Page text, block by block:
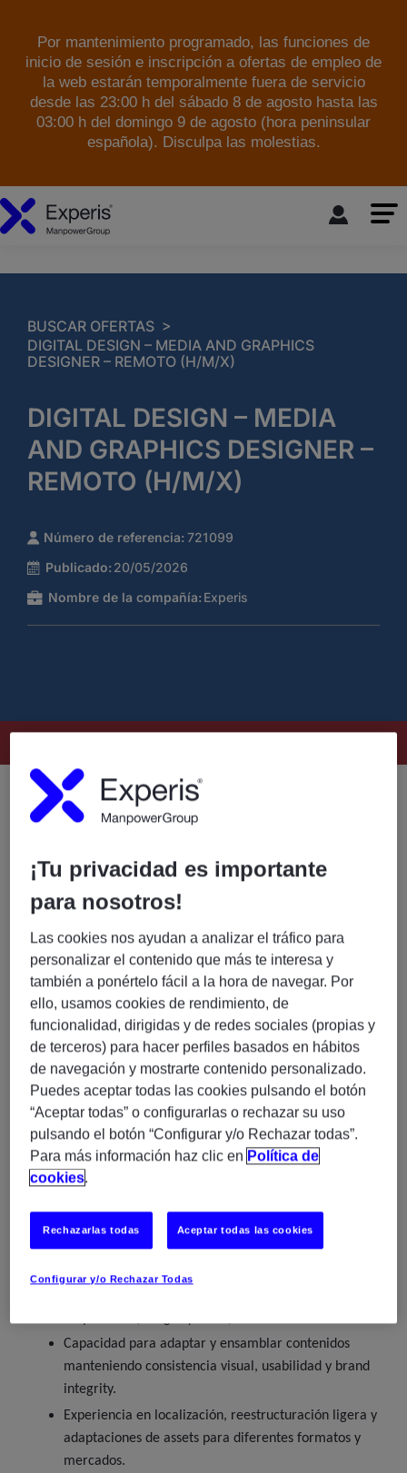
Por mantenimiento programado, las funciones de
inicio de sesión e inscripción a ofertas de empleo de
la web estarán temporalmente fuera de servicio
desde las 23:00 h del sábado 8 de agosto hasta las
03:00 h del domingo 9 de agosto (hora peninsular
española). Disculpa las molestias.
BUSCAR OFERTAS >
DIGITAL DESIGN – MEDIA AND GRAPHICS
DESIGNER – REMOTO (H/M/X)
DIGITAL DESIGN – MEDIA
AND GRAPHICS DESIGNER –
REMOTO (H/M/X)
Número de referencia: 721099
Publicado: 20/05/2026
Nombre de la compañía: Experis
¿Quiénes somos?
profesionales y gestión de proyectos IT asociados a
nuestras 3 prácticas: Business Transformation, Cloud &
Infrastructure y Enterprise Applications. En la actualidad
combinamos nuestras soluciones tecnológicas con las
habilidades más demandadas del mercado. Además,
proporcionamos formación especializada asociada a las
líneas de servicio antes mencionadas. Contamos con una
plantilla de más de 1.800 profesionales especializados en IT
en España y presencia internacional en 54 países.
¿Qué buscamos?
En Experis buscamos un/aDigital Designer / Media and
Graphics Designer (H/M/X)– 100% Remoto
Experiencia sólida comoDiseñador/a Gráfico
Capacidad para adaptar y ensamblar contenidos
manteniendo consistencia visual, usabilidad y brand
integrity.
Experiencia en localización, reestructuración ligera y
adaptaciones de assets para diferentes formatos y
mercados.
¡Tu privacidad es importante
para nosotros!
Las cookies nos ayudan a analizar el tráfico para
personalizar el contenido que más te interesa y
también a ponértelo fácil a la hora de navegar. Por
ello, usamos cookies de rendimiento, de
funcionalidad, dirigidas y de redes sociales (propias y
de terceros) para hacer perfiles basados en hábitos
de navegación y mostrarte contenido personalizado.
Puedes aceptar todas las cookies pulsando el botón
“Aceptar todas” o configurarlas o rechazar su uso
pulsando el botón “Configurar y/o Rechazar todas”.
Para más información haz clic en Política de
cookies.
Configurar y/o Rechazar Todas
Rechazarlas todas Aceptar todas las cookies